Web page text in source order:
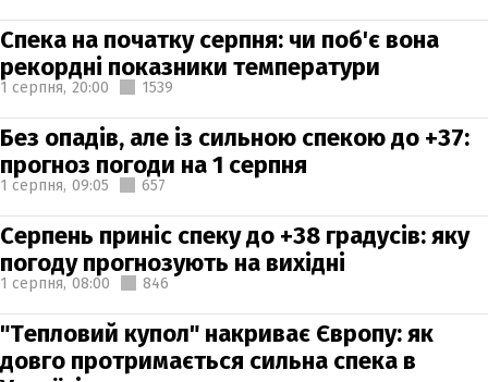
Спека на початку серпня: чи поб'є вона
рекордні показники температури
1 серпня, 20:00 1539
Без опадів, але із сильною спекою до +37:
прогноз погоди на 1 серпня
1 серпня, 09:05 657
Серпень приніс спеку до +38 градусів: яку
погоду прогнозують на вихідні
1 серпня, 08:00 846
"Тепловий купол" накриває Європу: як
довго протримається сильна спека в